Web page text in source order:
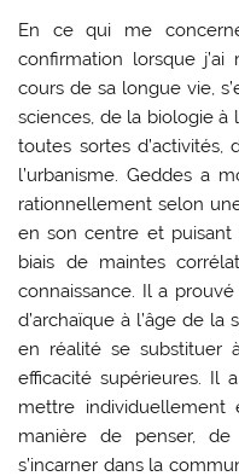
En ce qui me
confirmation lorsque j’ai
cours de sa longue vie,
sciences, de la biologie à
toutes sortes
l’urbanisme. Geddes a
rationnellement selon
en son centre et puisant
biais de maintes
connaissance. Il a
d’archaïque à l’âge de la
en réalité se substituer
efficacité supérieures. Il
mettre individuellement
manière de penser,
s’incarner dans la